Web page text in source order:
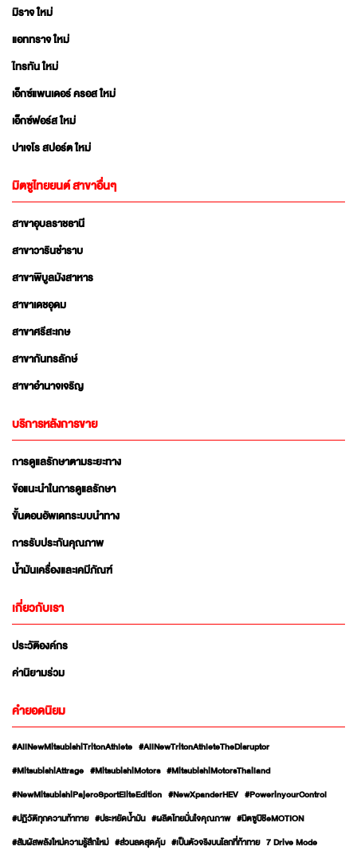
มิราจ ใหม่
แอททราจ ใหม่
ไทรทัน ใหม่
เอ็กซ์แพนเดอร์ ครอส ใหม่
เอ็กซ์ฟอร์ส ใหม่
ปาเจโร สปอร์ต ใหม่
มิตซูไทยยนต์ สาขาอื่นๆ
สาขาอุบลราชธานี
สาขาวารินชำราบ
สาขาพิบูลมังสาหาร
สาขาเดชอุดม
สาขาศรีสะเกษ
สาขากันทรลักษ์
สาขาอำนาจเจริญ
บริการหลังการขาย
การดูแลรักษาตามระยะทาง
ข้อแนะนำในการดูแลรักษา
ขั้นตอนอัพเดทระบบนำทาง
การรับประกันคุณภาพ
น้ำมันเครื่องและเคมีภัณฑ์
เกี่ยวกับเรา
ประวัติองค์กร
ค่านิยามร่วม
คำยอดนิยม
#AllNewMitsubishiTritonAthlete #AllNewTritonAthleteTheDisruptor
#MitsubishiAttrage #MitsubishiMotors #MitsubishiMotorsThailand
#NewMitsubishiPajeroSportEliteEdition #NewXpanderHEV #PowerinyourControl
#ปฏิวัติทุกความท้าทาย #ประหยัดน้ำมัน #ผลิตไทยมั่นใจคุณภาพ #มิตซูบิชิeMOTION
#สัมผัสพลังใหม่ความรู้สึกใหม่ #ส่วนลดสุดคุ้ม #เป็นตัวจริงบนโลกที่ท้าทาย 7 Drive Mode